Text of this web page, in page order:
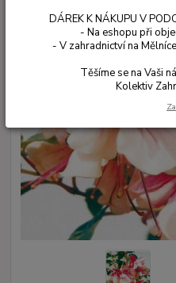
DÁREK K NÁKUPU V
- Na eshopu při
- V zahradnictví na
Těšíme se na Vaši
Kolektiv